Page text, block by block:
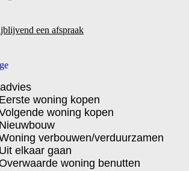
een afspraak
Eerste woning kopen
woning kopen
Nieuwbouw
verbouwen/verduurzamen
Uit elkaar gaan
woning benutten